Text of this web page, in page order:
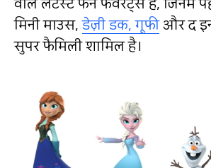
वाले लेटेस्ट फैन फेवरेट्स हैं, जिनमें
मिनी माउस,डेज़ी डक, गूफीऔर द
सुपर फैमिली शामिल है।